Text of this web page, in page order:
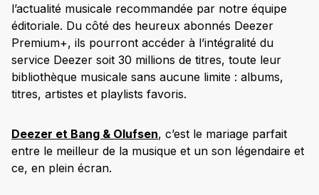
l’actualité musicale recommandée par notre équipe
éditoriale. Du côté des heureux abonnés Deezer
Premium+, ils pourront accéder à l’intégralité du
service Deezer soit 30 millions de titres, toute leur
bibliothèque musicale sans aucune limite : albums,
titres, artistes et playlists favoris.
Deezer et Bang & Olufsen, c’est le mariage parfait
entre le meilleur de la musique et un son légendaire et
ce, en plein écran.